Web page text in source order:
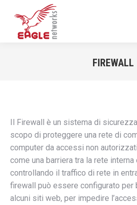
FIREWALL
Il Firewall è un sistema di
scopo di proteggere una rete di
computer da accessi non
come una barriera tra la rete interna
controllando il traffico di rete in
firewall può essere configurato per
alcuni siti web, per impedire